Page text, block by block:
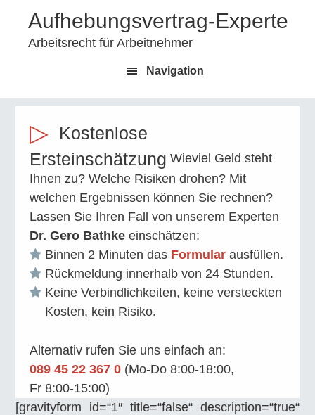
Aufhebungsvertrag-Experte
Arbeitsrecht für Arbeitnehmer
Navigation
Kostenlose
Ersteinschätzung Wieviel Geld steht
Ihnen zu? Welche Risiken drohen? Mit
welchen Ergebnissen können Sie rechnen?
Lassen Sie Ihren Fall von unserem Experten
Dr. Gero Bathke einschätzen:
Binnen 2 Minuten das Formular ausfüllen.
Rückmeldung innerhalb von 24 Stunden.
Keine Verbindlichkeiten, keine versteckten
Kosten, kein Risiko.
Alternativ rufen Sie uns einfach an:
089 45 22 367 0 (Mo‑Do 8:00‑18:00,
Fr 8:00‑15:00)
[gravityform id=“1″ title=“false“ description=“true“